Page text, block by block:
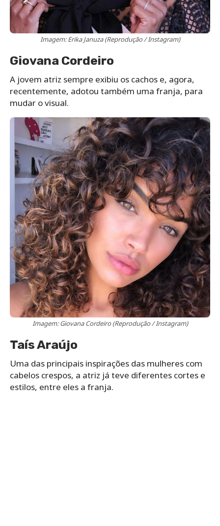
Imagem: Erika Januza (Reprodução / Instagram)
Giovana Cordeiro
A jovem atriz sempre exibiu os cachos e, agora,
recentemente, adotou também uma franja, para
mudar o visual.
Imagem: Giovana Cordeiro (Reprodução / Instagram)
Taís Araújo
Uma das principais inspirações das mulheres com
cabelos crespos, a atriz já teve diferentes cortes e
estilos, entre eles a franja.